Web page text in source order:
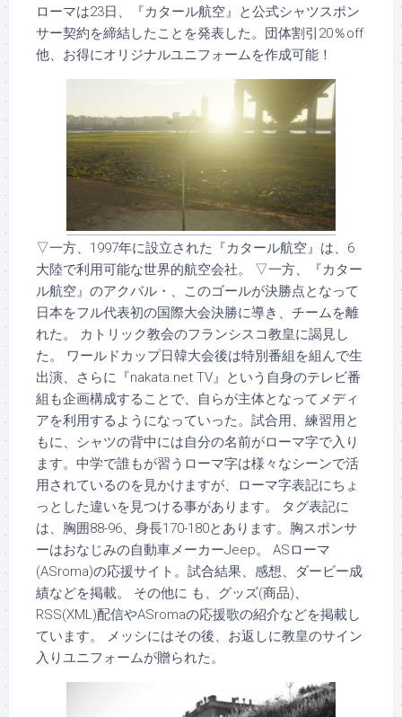
ローマは23日、『カタール航空』と公式シャツスポン
サー契約を締結したことを発表した。団体割引20％off
他、お得にオリジナルユニフォームを作成可能！
▽一方、1997年に設立された『カタール航空』は、6
大陸で利用可能な世界的航空会社。 ▽一方、『カター
ル航空』のアクバル・、このゴールが決勝点となって
日本をフル代表初の国際大会決勝に導き、チームを離
れた。 カトリック教会のフランシスコ教皇に謁見し
た。 ワールドカップ日韓大会後は特別番組を組んで生
出演、さらに『nakata.net TV』という自身のテレビ番
組も企画構成することで、自らが主体となってメディ
アを利用するようになっていった。試合用、練習用と
もに、シャツの背中には自分の名前がローマ字で入り
ます。中学で誰もが習うローマ字は様々なシーンで活
用されているのを見かけますが、ローマ字表記にちょ
っとした違いを見つける事があります。 タグ表記に
は、胸囲88-96、身長170-180とあります。胸スポンサ
ーはおなじみの自動車メーカーJeep。 ASローマ
(ASroma)の応援サイト。試合結果、感想、ダービー成
績などを掲載。 その他に も、グッズ(商品)、
RSS(XML)配信やASromaの応援歌の紹介などを掲載し
ています。 メッシにはその後、お返しに教皇のサイン
入りユニフォームが贈られた。